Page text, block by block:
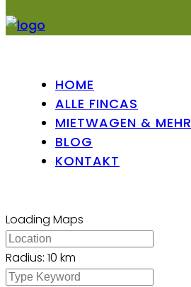
HOME
ALLE FINCAS
MIETWAGEN & MEHR
BLOG
KONTAKT
Loading Maps
Radius: 10 km